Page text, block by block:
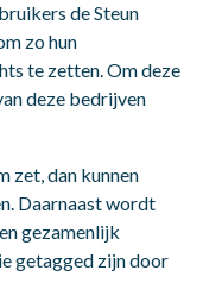
de Steun
zo hun
te zetten. Om deze
deze bedrijven
zet, dan kunnen
Daarnaast wordt
gezamenlijk
getagged zijn door